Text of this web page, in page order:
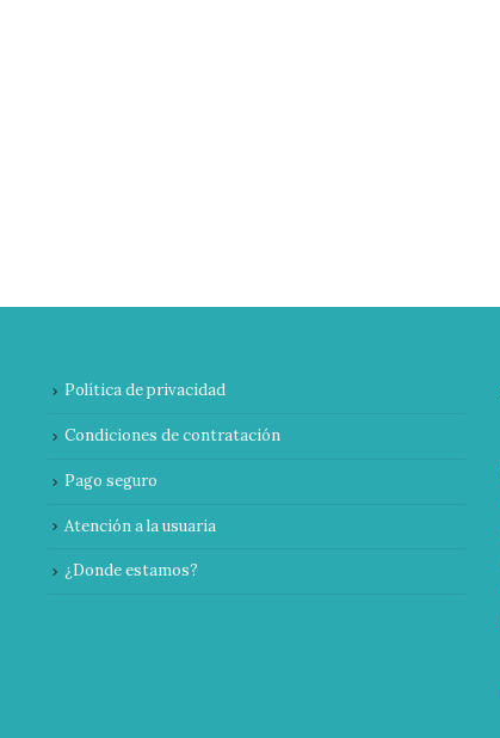
Política de privacidad
Condiciones de contratación
Pago seguro
Atención a la usuaria
¿Donde estamos?